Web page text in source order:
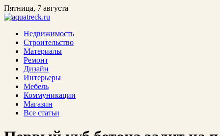
Пятница, 7 августа
Недвижимость
Строительство
Материалы
Ремонт
Дизайн
Интерьеры
Мебель
Коммуникации
Магазин
Все статьи